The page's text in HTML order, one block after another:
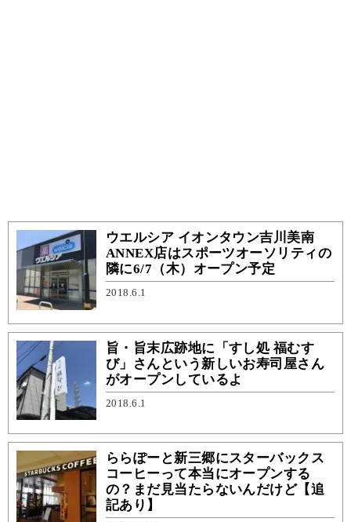
ウエルシア イオンタウン吉川美南
ANNEX店はスポーツオーソリティの
隣に6/7（木）オープン予定
2018.6.1
旨・旨末広跡地に「すし処 福むす
び」さんという新しいお寿司屋さん
がオープンしているよ
2018.6.1
ららぽーと新三郷にスターバックス
コーヒーって本当にオープンする
の？まだ見当たらないんだけど【追
記あり】